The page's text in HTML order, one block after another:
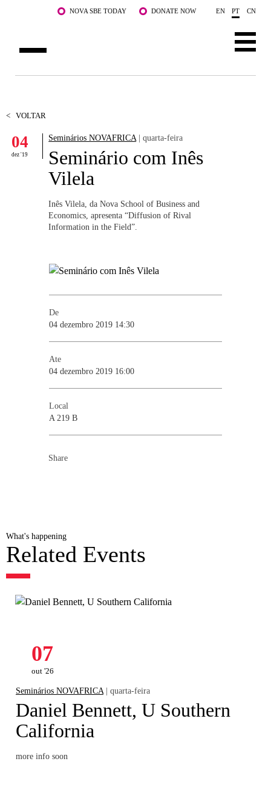
Saltar para o conteúdo principalNOVA SBE TODAY DONATE NOW EN PT CN
DOCENTES E INVESTIGAÇÃO
COMUNIDADE
WHAT'S HAPPENING
< VOLTAR
04
dez '19
Seminários NOVAFRICA| quarta-feira
Seminário com Inês
Vilela
Inês Vilela, da Nova School of Business and
Economics, apresenta “Diffusion of Rival
Information in the Field”.
De
04 dezembro 2019 14:30
Ate
04 dezembro 2019 16:00
Local
A 219 B
Share
What's happening
Related Events
07
out '26
Seminários NOVAFRICA | quarta-feira
Daniel Bennett, U Southern
California
more info soon